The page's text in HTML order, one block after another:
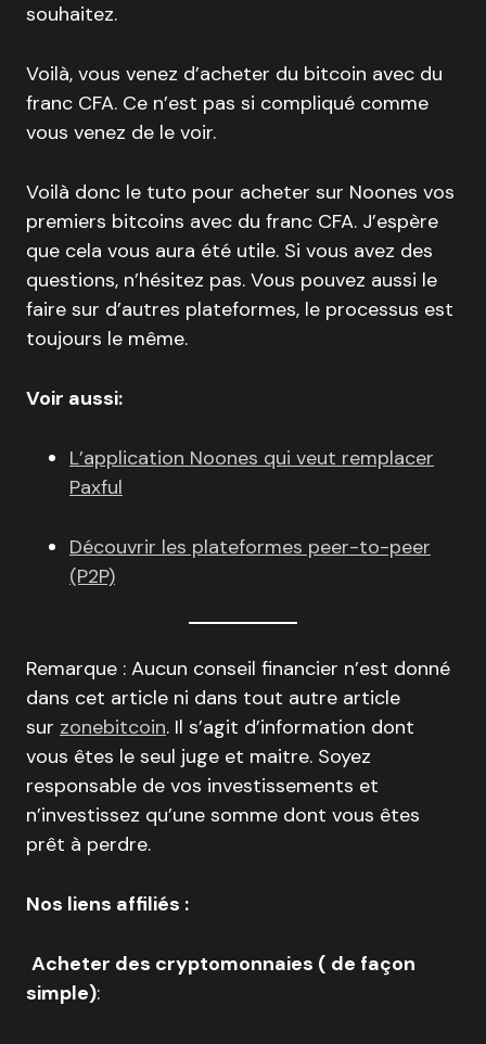
souhaitez.
Voilà, vous venez d’acheter du bitcoin avec du
franc CFA. Ce n’est pas si compliqué comme
vous venez de le voir.
Voilà donc le tuto pour acheter sur Noones vos
premiers bitcoins avec du franc CFA. J’espère
que cela vous aura été utile. Si vous avez des
questions, n’hésitez pas. Vous pouvez aussi le
faire sur d’autres plateformes, le processus est
toujours le même.
Voir aussi:
L’application Noones qui veut remplacer
Paxful
Découvrir les plateformes peer-to-peer
(P2P)
Remarque : Aucun conseil financier n’est donné
dans cet article ni dans tout autre article
sur zonebitcoin. Il s’agit d’information dont
vous êtes le seul juge et maitre. Soyez
responsable de vos investissements et
n’investissez qu’une somme dont vous êtes
prêt à perdre.
Nos liens affiliés :
Acheter des cryptomonnaies ( de façon
simple):